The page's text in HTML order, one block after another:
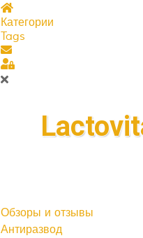
Главная страница
Категории
Tags
Подписаться на блог
Sign In
Обзоры и отзывы
Антиразвод